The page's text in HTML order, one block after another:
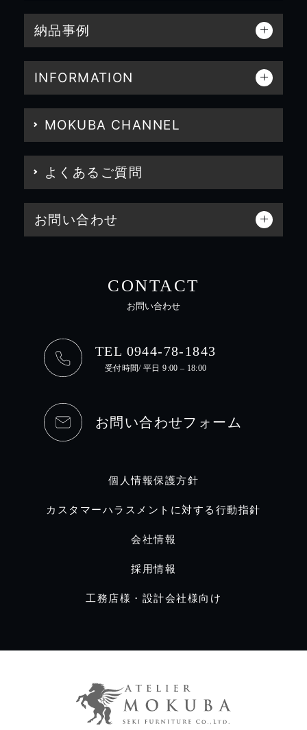
納品事例
INFORMATION
MOKUBA CHANNEL
よくあるご質問
お問い合わせ
CONTACT
お問い合わせ
TEL 0944-78-1843
受付時間/ 平日 9:00 – 18:00
お問い合わせフォーム
個人情報保護方針
カスタマーハラスメントに対する行動指針
会社情報
採用情報
工務店様・設計会社様向け